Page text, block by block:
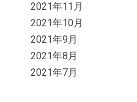
2021年11月
2021年10月
2021年9月
2021年8月
2021年7月